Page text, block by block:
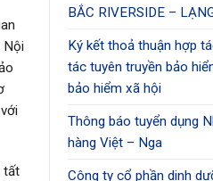
Nội
tất
BẮC RIVERSIDE –
Ký kết thoả thuận hợp
tác tuyên truyền bảo
bảo hiểm xã hội
Thông báo tuyển dụng
hàng Việt – Nga
Công ty cổ phần dinh